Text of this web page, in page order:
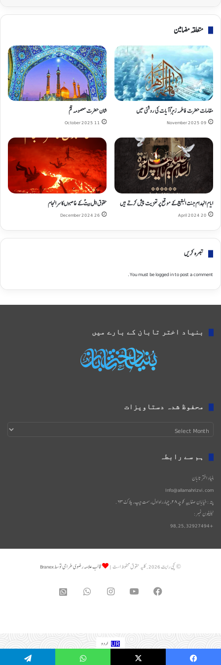
متعلقہ مضامین
مقامات حضرت فاطمہ زہراؑ آیات کی روشنی میں
09 November 2025
شان حضرت معصومه قمؑ
11 October 2025
ایام انہدام جنت البقیع کے موقع پر تعزیت پیش کرتے ہیں
20 April 2024
حقوق اہل بیتؑ کے غاصبوں کا سرانجام
26 December 2024
تبصره کریں
You must belogged into post a comment.
بنیاد اختر تابان کے بارے میں
محفوظ شدہ دستاویزات
محفوظ
ہم سے رابطہ
بنیاد اختر تابان
Info@allamahrizvi.com
پتہ: خیابان صفاییه کوچه۲۸، چهار‌راه اول، سمت چپ، پلاک۶۳.
ٹیلیفون نمبر:
+98,25,32927494
© کپی رایت 2026, کلیه حقوق محفوظ است | قالب علامه رضوی طراحی توسط Branex
Facebook
YouTube
Instagram
WhatsApp
اردو